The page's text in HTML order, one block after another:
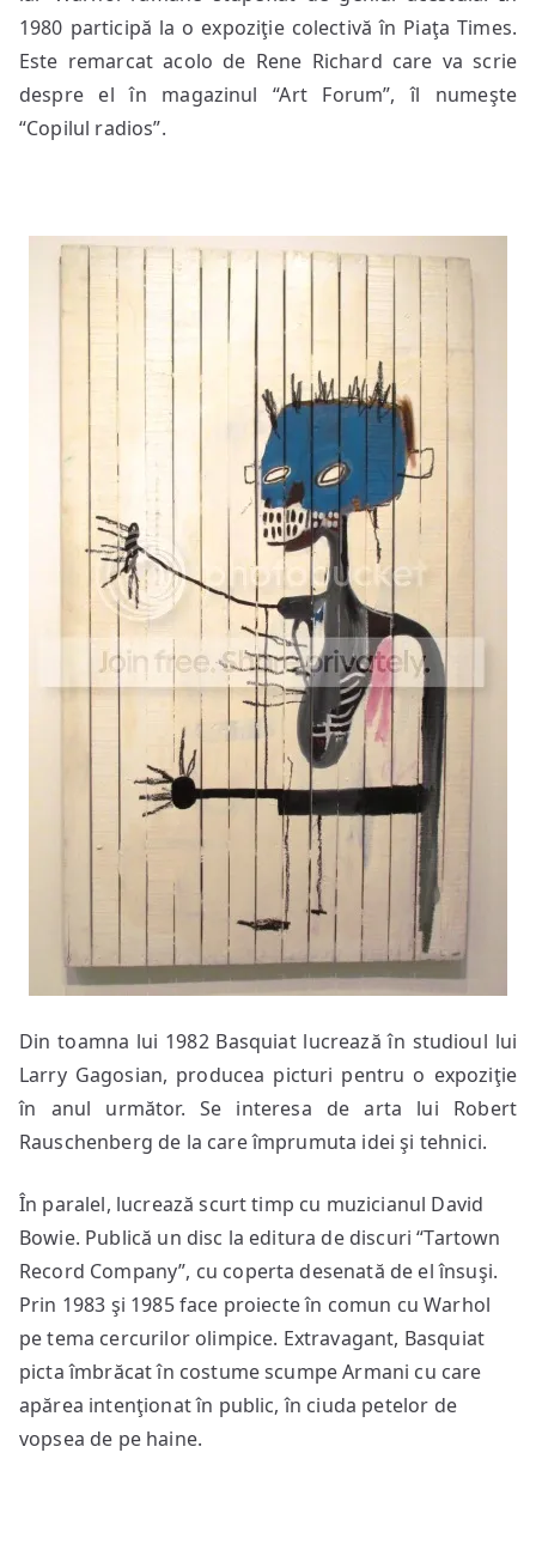
1980 participă la o expoziţie colectivă în Piaţa Times.
Este remarcat acolo de Rene Richard care va scrie
despre el în magazinul “Art Forum”, îl numeşte
“Copilul radios”.
Din toamna lui 1982 Basquiat lucrează în studioul lui
Larry Gagosian, producea picturi pentru o expoziţie
în anul următor. Se interesa de arta lui Robert
Rauschenberg de la care împrumuta idei şi tehnici.
În paralel, lucrează scurt timp cu muzicianul David
Bowie. Publică un disc la editura de discuri “Tartown
Record Company”, cu coperta desenată de el însuşi.
Prin 1983 şi 1985 face proiecte în comun cu Warhol
pe tema cercurilor olimpice. Extravagant, Basquiat
picta îmbrăcat în costume scumpe Armani cu care
apărea intenţionat în public, în ciuda petelor de
vopsea de pe haine.